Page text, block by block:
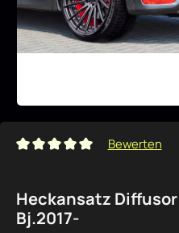
Durchschnittliche
Bewerten
Heckansatz Diffusor
Bj.2017-